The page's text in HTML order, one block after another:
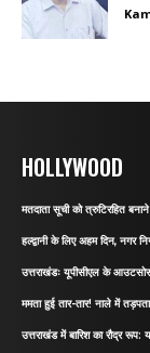
HOLLYWOOD
मतदाता सूची को त्रुटिरहित
हल्द्वानी के लिए अहम दिन, नगर
उत्तराखंडः यूपीसीएल के
ममता हुई तार-तार! नाले में
उत्तराखंड में बारिश का रौद्र